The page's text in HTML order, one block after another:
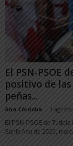
El PSN-PSOE
positivo de
peñas...
Ana Córdoba - 1
El PSN-PSOE de
Santa Ana de 2026,